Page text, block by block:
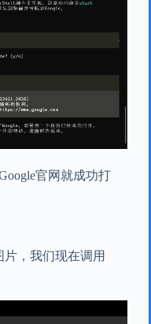
官网就成功打
，我们现在调用